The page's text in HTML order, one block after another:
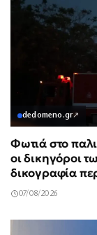
dedomeno.gr↗
Φωτιά στο
οι δικηγόροι
δικογραφία
σοβαρών
07/08/2026